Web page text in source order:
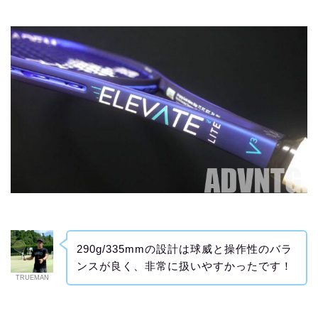
TRUEMAN
290g/335mmの設計は球威と操作性のバラ
ンスが良く、非常に扱いやすかったです！